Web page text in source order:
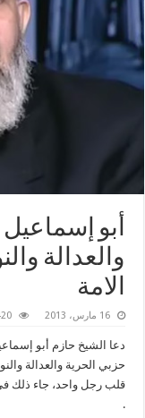
أبو
والعدالة
الامة
16 مارس، 2013 420
دعا الشيخ حازم أبو
حزبي الحرية والعدالة
قلب رجل واحد، جاء ذلك
.